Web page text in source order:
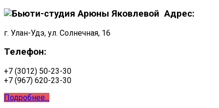
Адрес:
г. Улан-Удэ, ул. Солнечная, 16
Телефон:
+7 (3012) 50-23-30
+7 (967) 620-23-30
Подробнее...